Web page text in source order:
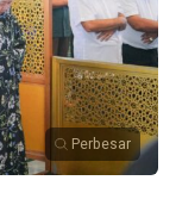
Perbesar